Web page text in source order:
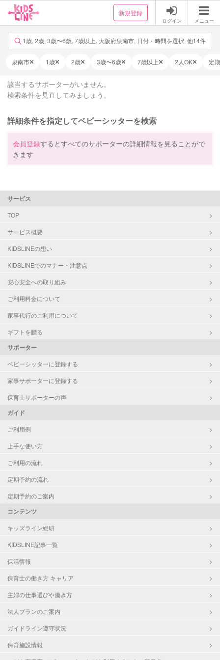
新規登録
ログイン メニュー
1歳, 2歳, 3歳〜6歳, 7歳以上, 大阪府泉南市, 日付・時間を選択, 他14件
泉南市 1歳 2歳 3歳〜6歳 7歳以上 2人OK 定
該当するサポーターがいません。
検索条件を見直してみましょう。
詳細条件を指定してベビーシッターを検索
会員登録するとすべてのサポーターの詳細情報を見ることがで
きます
サービス
TOP
サービス概要
KIDSLINEの想い
KIDSLINEでのマナー・注意点
安心安全への取り組み
ご利用料金について
家事代行のご利用について
ギフトを贈る
サポーター
ベビーシッターに登録する
家事サポーターに登録する
保育士サポーターの声
ガイド
ご利用例
上手な使い方
ご利用の流れ
定期予約の流れ
定期予約のご案内
コンテンツ
キッズライン総研
KIDSLINE記事一覧
保活情報
保育士の働き方 キャリア
主婦の仕事選びや働き方
法人プランのご案内
ガイドライン遵守状況
保育施設情報